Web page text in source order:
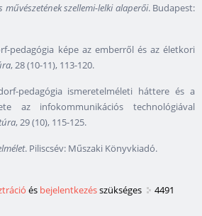
művészetének szellemi-lelki alaperői. Budapest:
pedagógia képe az emberről és az életkori
, 28 (10-11), 113-120.
pedagógia ismeretelméleti háttere és a
az infokommunikációs technológiával
, 29 (10), 115-125.
. Piliscsév: Műszaki Könyvkiadó.
és bejelentkezésszükséges
4491